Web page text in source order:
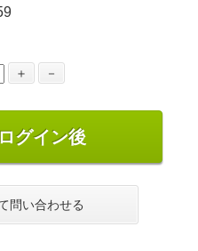
＋ －
グイン後
問い合わせる